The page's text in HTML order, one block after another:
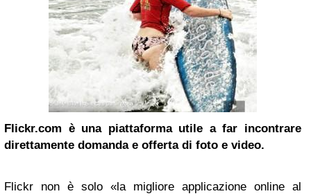
Flickr.com è una piattaforma utile a far incontrare
direttamente domanda e offerta di foto e video.
Flickr non è solo «la migliore applicazione online al